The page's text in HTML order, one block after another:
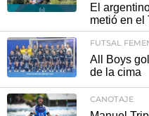
El
metió en el
FUTSAL
All Boys
de la cima
CANOTAJE